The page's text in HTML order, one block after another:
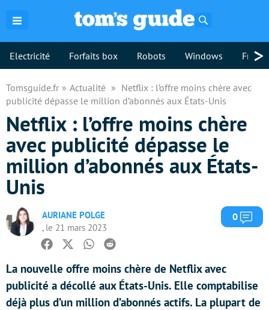
Electricité Forfaits box Robots Windows >
Tomsguide.fr Actualité
Netflix : l’offre moins chère avec
publicité dépasse le million d’abonnés aux États-Unis
Netflix : l’offre moins chère
avec publicité dépasse le
million d’abonnés aux États-
Unis
AURIANE POLGE
, le 21 mars 2023
0
Facebook
TwitterWhatsapp
Reddit
La nouvelle offre moins chère de Netflix avec
publicité a décollé aux États-Unis. Elle comptabilise
déjà plus d’un million d’abonnés actifs. La plupart de